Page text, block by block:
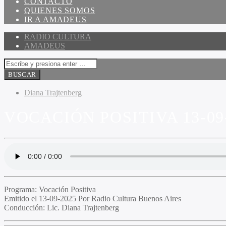
QUIENES SOMOS
IR A AMADEUS
RADIO CULTURA
AMADEUS
Diana Trajtenberg
Programa: Vocación Positiva
Emitido el 13-09-2025 Por Radio Cultura Buenos Aires
Conducción: Lic. Diana Trajtenberg